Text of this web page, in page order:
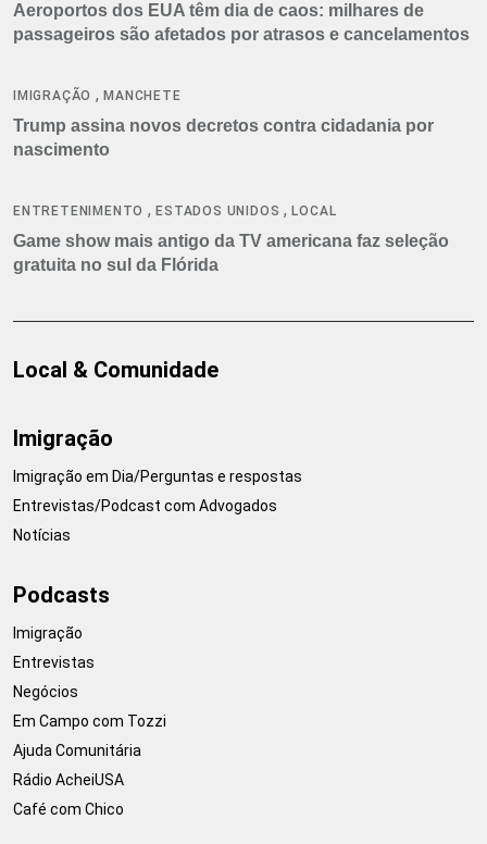
Aeroportos dos EUA têm dia de caos: milhares de
passageiros são afetados por atrasos e cancelamentos
IMIGRAÇÃO ,MANCHETE
Trump assina novos decretos contra cidadania por
nascimento
ENTRETENIMENTO ,ESTADOS UNIDOS ,LOCAL
Game show mais antigo da TV americana faz seleção
gratuita no sul da Flórida
Local & Comunidade
Imigração
Imigração em Dia/Perguntas e respostas
Entrevistas/Podcast com Advogados
Notícias
Podcasts
Imigração
Entrevistas
Negócios
Em Campo com Tozzi
Ajuda Comunitária
Rádio AcheiUSA
Café com Chico